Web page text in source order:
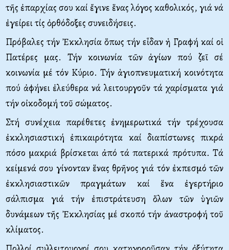
τῆς ἐπαρχίας σου καί ἔγινε ἕνας λόγος καθολικός, γιά νά
ἐγείρει τίς ὀρθόδοξες συνειδήσεις.
Πρόβαλες τήν Ἐκκλησία ὅπως τήν εἶδαν ἡ Γραφή καί οἱ
Πατέρες μας. Τήν κοινωνία τῶν ἁγίων πού ζεῖ σέ
κοινωνία μέ τόν Κύριο. Τήν ἁγιοπνευματική κοινότητα
πού ἀφήνει ἐλεύθερα νά λειτουργοῦν τά χαρίσματα γιά
τήν οἰκοδομή τοῦ σώματος.
Στή συνέχεια παρέθετες ἐνημερωτικά τήν τρέχουσα
ἐκκλησιαστική ἐπικαιρότητα καί διαπίστωνες πικρά
πόσο μακριά βρίσκεται ἀπό τά πατερικά πρότυπα. Τά
κείμενά σου γίνονταν ἕνας θρῆνος γιά τόν ἐκπεσμό τῶν
ἐκκλησιαστικῶν πραγμάτων καί ἕνα ἐγερτήριο
σάλπισμα γιά τήν ἐπιστράτευση ὅλων τῶν ὑγιῶν
δυνάμεων τῆς Ἐκκλησίας μέ σκοπό τήν ἀναστροφή τοῦ
κλίματος.